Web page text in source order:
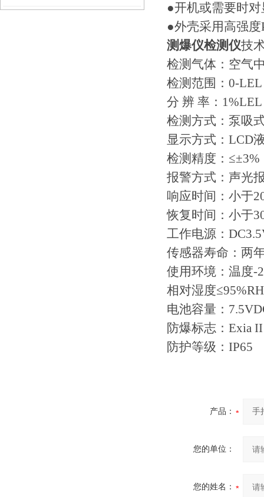
●开机或需要时
●外壳采用高强
测爆仪检测仪技
检测气体：空气
检测范围：0-LEL
分 辨 率：1%LEL
检测方式：泵吸
显示方式：LCD
检测精度：≤±3%
报警方式：声光
响应时间：小于
恢复时间：小于
工作电源：
传感器寿命：两
使用环境：温度
相对湿度
电池容量：
防爆标志：Exia
防护等级：IP65
产品：
您的单位：
您的姓名：